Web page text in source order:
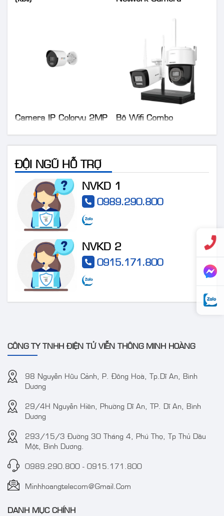
Camera IP Colorvu 2MP
HIKVISION DS-
2CD1027G0-LUF
Bộ Wifi Combo
HIKVISION DS-
J142I/NKS424W03H
Camera IP AcuSense
thân trụ thế hệ 2 4MP
VT-2CD3BG-DC
Camera DS-
2CE72DF3T-FS 2 MP
Camera IP 4MP
WizColor DAHUA DH-
(kbt)
Camera TVT TD-
Network Camera
ĐỘI NGŨ HỖ TRỢ
NVKD 1
0989.290.800
NVKD 2
0915.171.800
CÔNG TY TNHH ĐIỆN TỬ VIỄN THÔNG MINH HOÀNG
98 Nguyễn Hữu Cảnh, P. Đông Hoà, Tp.Dĩ An, Bình
Dương
29/4H Nguyễn Hiền, Phường Dĩ An, TP. Dĩ An, Bình
Dương
293/15/3 Đường 30 Tháng 4, Phú Thọ, Tp Thủ Dầu
Một, Bình Dương.
0989.290.800 - 0915.171.800
Minhhoangtelecom@gmail.com
DANH MỤC CHÍNH